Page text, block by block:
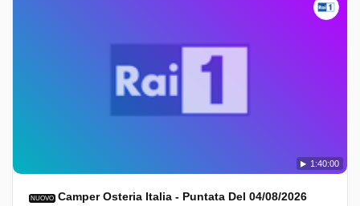
1:40:00
NUOVO Camper Osteria Italia - Puntata Del 04/08/2026